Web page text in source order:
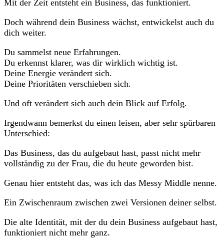
Mit der Zeit entsteht ein Business, das funktioniert.
Doch während dein Business wächst, entwickelst auch du
dich weiter.
Du sammelst neue Erfahrungen.
Du erkennst klarer, was dir wirklich wichtig ist.
Deine Energie verändert sich.
Deine Prioritäten verschieben sich.
Und oft verändert sich auch dein Blick auf Erfolg.
Irgendwann bemerkst du einen leisen, aber sehr spürbaren
Unterschied:
Das Business, das du aufgebaut hast, passt nicht mehr
vollständig zu der Frau, die du heute geworden bist.
Genau hier entsteht das, was ich das Messy Middle nenne.
Ein Zwischenraum zwischen zwei Versionen deiner selbst.
Die alte Identität, mit der du dein Business aufgebaut hast,
funktioniert nicht mehr ganz.